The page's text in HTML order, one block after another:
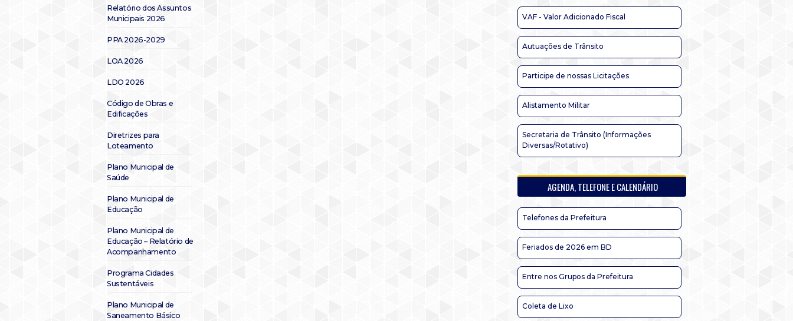
Relatório dos Assuntos
Municipais 2026
PPA 2026-2029
LOA 2026
LDO 2026
Código de Obras e
Edificações
Diretrizes para
Loteamento
Plano Municipal de
Saúde
Plano Municipal de
Educação
Plano Municipal de
Educação – Relatório de
Acompanhamento
Programa Cidades
Sustentáveis
Plano Municipal de
Saneamento Básico
VAF - Valor Adicionado Fiscal
Autuações de Trânsito
Participe de nossas Licitações
Alistamento Militar
Secretaria de Trânsito (Informações
Diversas/Rotativo)
AGENDA, TELEFONE E CALENDÁRIO
Telefones da Prefeitura
Feriados de 2026 em BD
Entre nos Grupos da Prefeitura
Coleta de Lixo